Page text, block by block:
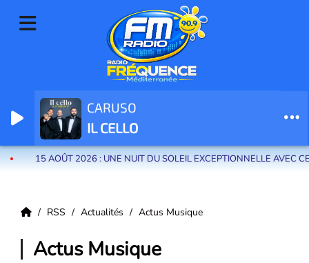
Radio Fréquence Méditerranée la radio de menton et des communes de
la riviera française
CARUSO
IL CELLO
2026 : UNE NUIT DU SOLEIL EXCEPTIONNELLE AVEC CERRONE
RSS Actualités Actus Musique
Actus Musique